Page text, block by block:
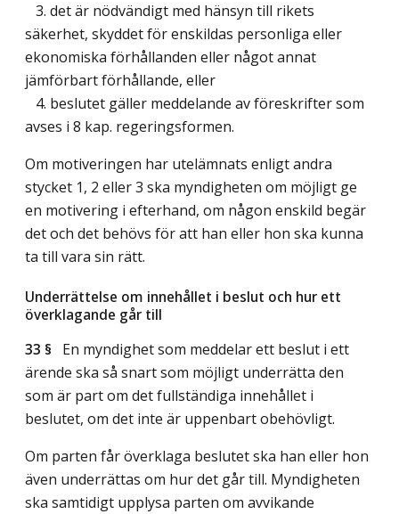
3. det är nödvändigt med hänsyn till rikets
säkerhet, skyddet för enskildas personliga eller
ekonomiska förhållanden eller något annat
jämförbart förhållande, eller
4. beslutet gäller meddelande av föreskrifter som
avses i 8 kap. regeringsformen.
Om motiveringen har utelämnats enligt andra
stycket 1, 2 eller 3 ska myndigheten om möjligt ge
en motivering i efterhand, om någon enskild begär
det och det behövs för att han eller hon ska kunna
ta till vara sin rätt.
Underrättelse om innehållet i beslut och hur ett
överklagande går till
33 § En myndighet som meddelar ett beslut i ett
ärende ska så snart som möjligt underrätta den
som är part om det fullständiga innehållet i
beslutet, om det inte är uppenbart obehövligt.
Om parten får överklaga beslutet ska han eller hon
även underrättas om hur det går till. Myndigheten
ska samtidigt upplysa parten om avvikande